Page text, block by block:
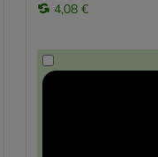
4,08 €